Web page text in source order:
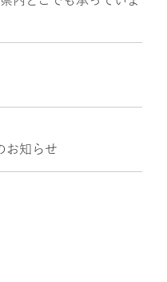
お知らせ